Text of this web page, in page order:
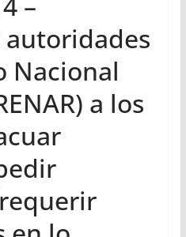
Nacional
a los